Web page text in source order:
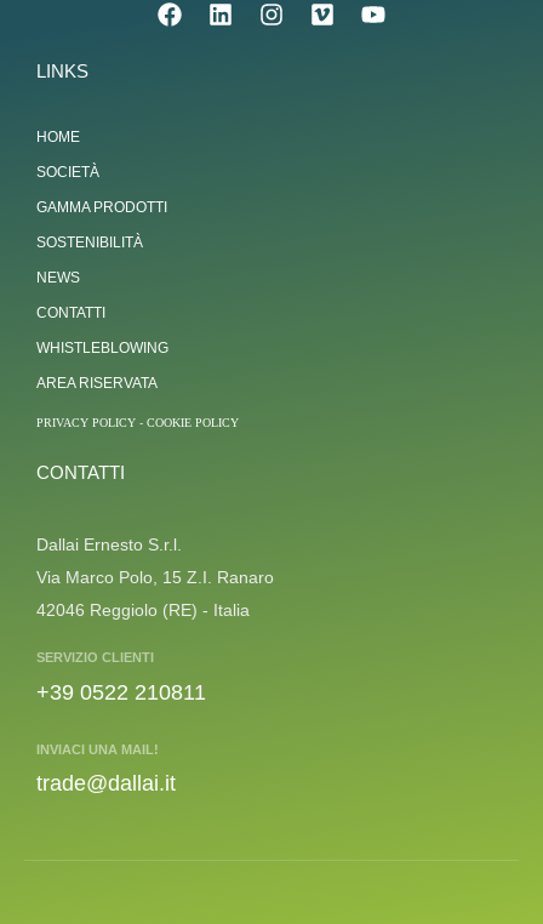
LINKS
HOME
SOCIETÀ
GAMMA PRODOTTI
SOSTENIBILITÀ
NEWS
CONTATTI
WHISTLEBLOWING
AREA RISERVATA
PRIVACY POLICY - COOKIE POLICY
CONTATTI
Dallai Ernesto S.r.l.
Via Marco Polo, 15 Z.I. Ranaro
42046 Reggiolo (RE) - Italia
SERVIZIO CLIENTI
+39 0522 210811
INVIACI UNA MAIL!
trade@dallai.it